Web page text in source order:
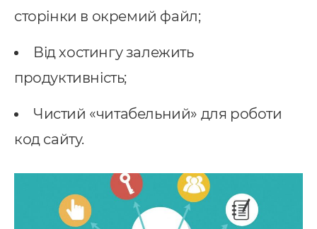
сторінки в окремий файл;
Від хостингу залежить
продуктивність;
Чистий «читабельний» для роботи
код сайту.